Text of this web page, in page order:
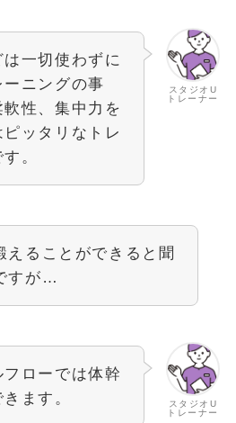
スタジオU
トレーナー
一切使わずに
ニングの事
性、集中力を
ッタリなトレ
。
えることができると聞
すが…
スタジオU
トレーナー
ローでは体幹
ます。